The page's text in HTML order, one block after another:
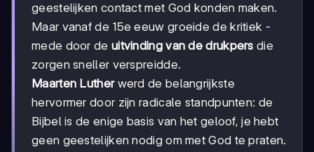
geestelijken contact met God konden maken.
Maar vanaf de 15e eeuw groeide de kritiek -
mede door de uitvinding van de drukpers die
zorgen sneller verspreidde.
Maarten Lutherwerd de belangrijkste
hervormer door zijn radicale standpunten: de
Bijbel is de enige basis van het geloof, je hebt
geen geestelijken nodig om met God te praten.